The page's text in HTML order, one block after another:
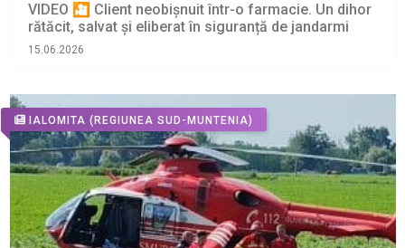
VIDEO 🎦 Client neobișnuit într-o farmacie. Un dihor
rătăcit, salvat și eliberat în siguranță de jandarmi
15.06.2026
IALOMITA (REGIUNEA SUD-MUNTENIA)